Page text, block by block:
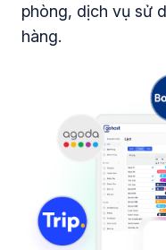
phòng, dịch vụ sử
hàng.